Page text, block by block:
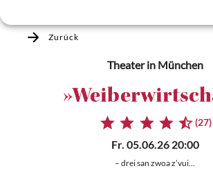
Zurück
Theaterin München
(27)
Fr. 05.06.26 20:00
– drei san zwoa z’vui...